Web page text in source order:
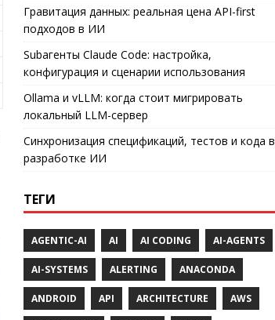
Гравитация данных: реальная цена API-first
подходов в ИИ
Subагенты Claude Code: настройка,
конфигурация и сценарии использования
Ollama и vLLM: когда стоит мигрировать
локальный LLM-сервер
Синхронизация спецификаций, тестов и кода в
разработке ИИ
ТЕГИ
AGENTIC-AI AI AI CODING AI-AGENTS
AI-SYSTEMS ALERTING ANACONDA
ANDROID API ARCHITECTURE AWS